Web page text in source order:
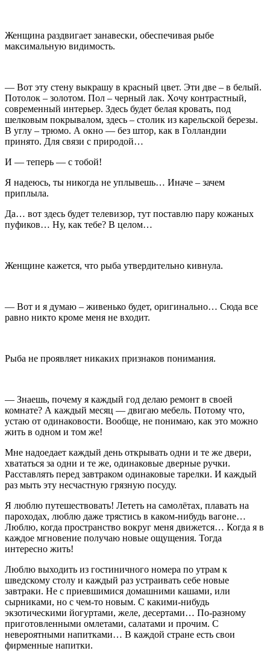
Женщина раздвигает занавески, обеспечивая рыбе
максимальную видимость.
— Вот эту стену выкрашу в красный цвет. Эти две – в белый.
Потолок – золотом. Пол – черный лак. Хочу контрастный,
современный интерьер. Здесь будет белая кровать, под
шелковым покрывалом, здесь – столик из карельской березы.
В углу – трюмо. А окно — без штор, как в Голландии
принято. Для связи с природой…
И — теперь — с тобой!
Я надеюсь, ты никогда не уплывешь… Иначе – зачем
приплыла.
Да… вот здесь будет телевизор, тут поставлю пару кожаных
пуфиков… Ну, как тебе? В целом…
Женщине кажется, что рыба утвердительно кивнула.
— Вот и я думаю – живенько будет, оригинально… Сюда все
равно никто кроме меня не входит.
Рыба не проявляет никаких признаков понимания.
— Знаешь, почему я каждый год делаю ремонт в своей
комнате? А каждый месяц — двигаю мебель. Потому что,
устаю от одинаковости. Вообще, не понимаю, как это можно
жить в одном и том же!
Мне надоедает каждый день открывать одни и те же двери,
хвататься за одни и те же, одинаковые дверные ручки.
Расставлять перед завтраком одинаковые тарелки. И каждый
раз мыть эту несчастную грязную посуду.
Я люблю путешествовать! Лететь на самолётах, плавать на
пароходах, люблю даже трястись в каком-нибудь вагоне…
Люблю, когда пространство вокруг меня движется… Когда я в
каждое мгновение получаю новые ощущения. Тогда
интересно жить!
Люблю выходить из гостиничного номера по утрам к
шведскому столу и каждый раз устраивать себе новые
завтраки. Не с приевшимися домашними кашами, или
сырниками, но с чем-то новым. С какими-нибудь
экзотическими йогуртами, желе, десертами… По-разному
приготовленными омлетами, салатами и прочим. С
невероятными напитками… В каждой стране есть свои
фирменные напитки.